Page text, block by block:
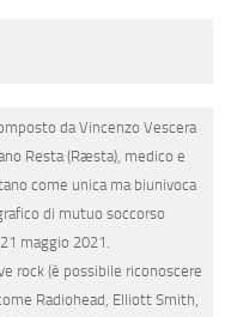
da Vincenzo Vescera
Resta (Ræsta), medico e
come unica ma biunivoca
di mutuo soccorso
maggio 2021.
rock (è possibile riconoscere
Radiohead, Elliott Smith,